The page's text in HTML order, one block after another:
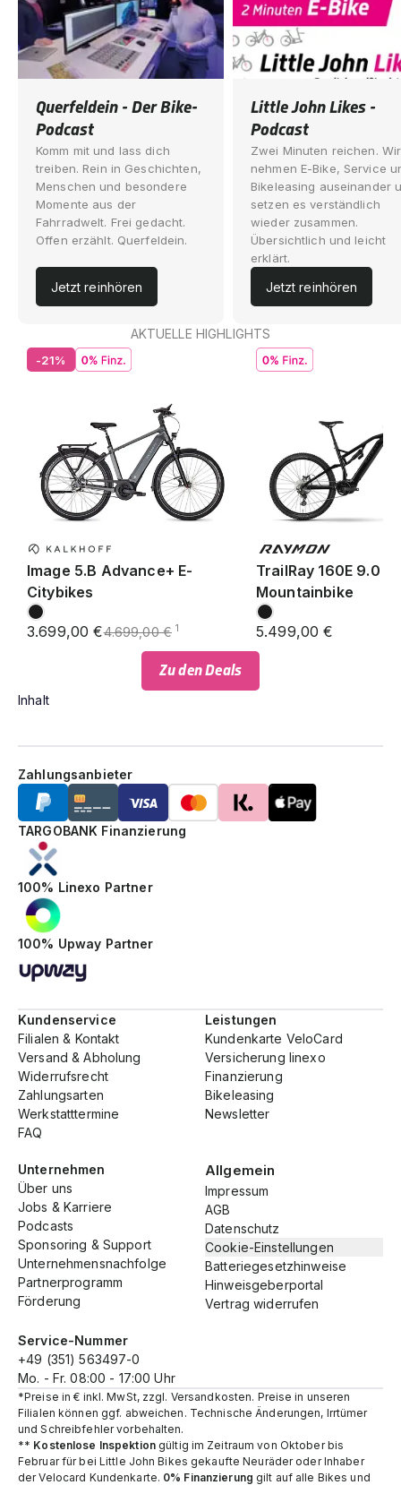
Querfeldein - Der Bike-
Podcast
Komm mit und lass dich
treiben. Rein in Geschichten,
Menschen und besondere
Momente aus der
Fahrradwelt. Frei gedacht.
Offen erzählt. Querfeldein.
Jetzt reinhören
Little John Likes -
Podcast
Zwei Minuten reichen. Wir
nehmen E-Bike, Service
Bikeleasing auseinander
setzen es verständlich
wieder zusammen.
Übersichtlich und leicht
erklärt.
Jetzt reinhören
AKTUELLE HIGHLIGHTS
-21%
Image 5.B Advance+ E-
Citybikes
3.699,00 €4.699,00 € 1
TrailRay 160E 9.0
Mountainbike
5.499,00 €
Zu den Deals
Inhalt
100% Upway Partner
100% Linexo Partner
TARGOBANK Finanzierung
Zahlungsanbieter
Service-Nummer
+49 (351) 563497-0
Mo. - Fr. 08:00 - 17:00 Uhr
Kundenservice
Filialen & Kontakt
Versand & Abholung
Widerrufsrecht
Zahlungsarten
Werkstatttermine
FAQ
Leistungen
Kundenkarte VeloCard
Versicherung linexo
Finanzierung
Bikeleasing
Newsletter
Unternehmen
Über uns
Jobs & Karriere
Podcasts
Sponsoring & Support
Unternehmensnachfolge
Partnerprogramm
Förderung
Allgemein
Impressum
AGB
Datenschutz
Cookie-Einstellungen
Batteriegesetzhinweise
Hinweisgeberportal
Vertrag widerrufen
*Preise in € inkl. MwSt, zzgl. Versandkosten. Preise in unseren
Filialen können ggf. abweichen. Technische Änderungen, Irrtümer
und Schreibfehler vorbehalten.
** Kostenlose Inspektiongültig im Zeitraum von Oktober bis
Februar für bei Little John Bikes gekaufte Neuräder oder Inhaber
der Velocard Kundenkarte. 0% Finanzierung gilt auf alle Bikes und